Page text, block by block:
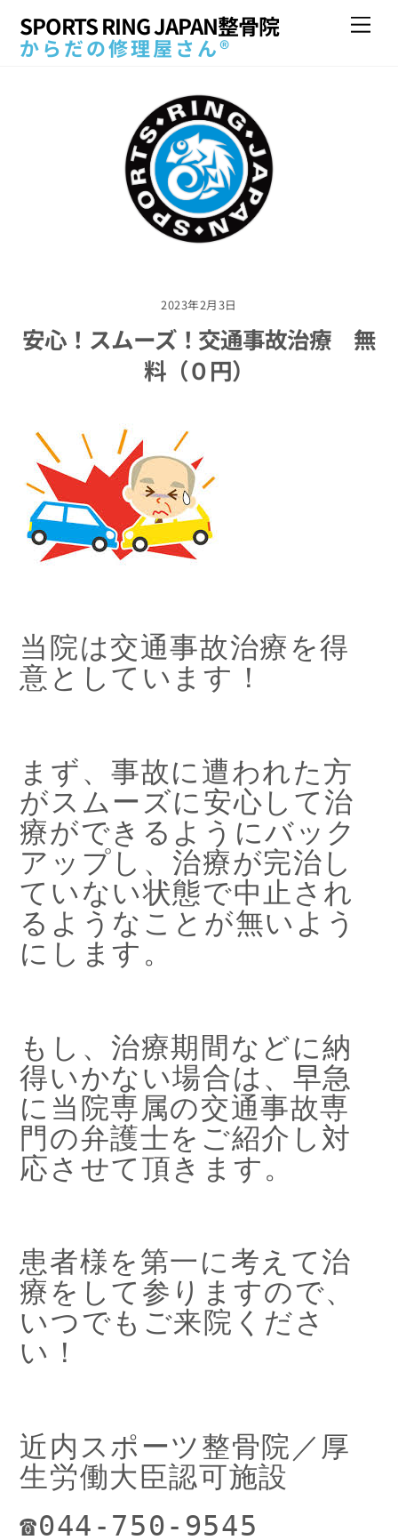
SPORTS RING JAPAN整骨院
からだの修理屋さん®
2023年2月3日
安心！スムーズ！交通事故治療 無
料（０円）
当院は交通事故治療を得
意としています！
まず、事故に遭われた方
がスムーズに安心して治
療ができるようにバック
アップし、 治療が完治し
ていない状態で中止され
るようなことが無いよう
にします。
もし、治療期間などに納
得いかない場合は、早急
に当院専属の交通事故専
門の弁護士をご紹介し対
応させて頂きます。
患者様を第一に考えて治
療をして参りますので、
いつでもご来院くださ
い！
近内スポーツ整骨院／厚
生労働大臣認可施設
☎044-750-9545